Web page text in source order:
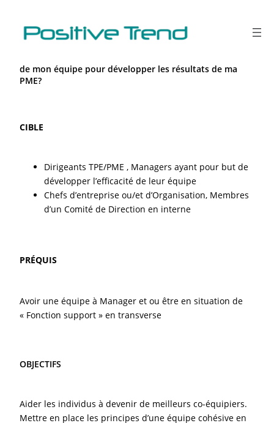
contenu
de mon équipe pour développer les résultats de ma
PME?
CIBLE
Dirigeants TPE/PME , Managers ayant pour but de
développer l’efficacité de leur équipe
Chefs d’entreprise ou/et d’Organisation, Membres
d’un Comité de Direction en interne
PRÉQUIS
Avoir une équipe à Manager et ou être en situation de
« Fonction support » en transverse
OBJECTIFS
Aider les individus à devenir de meilleurs co-équipiers.
Mettre en place les principes d’une équipe cohésive en